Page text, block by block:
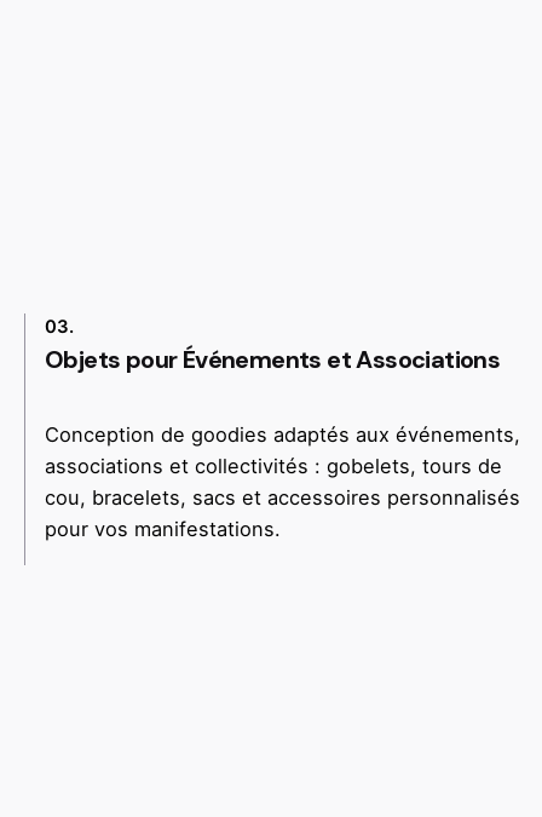
03.
Objets pour Événements et Associations
Conception de goodies adaptés aux événements,
associations et collectivités : gobelets, tours de
cou, bracelets, sacs et accessoires personnalisés
pour vos manifestations.